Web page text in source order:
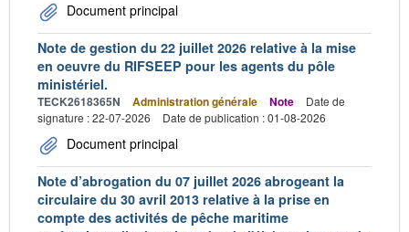
Document principal
Note de gestion du 22 juillet 2026 relative à la mise
en oeuvre du RIFSEEP pour les agents du pôle
ministériel.
TECK2618365N Administration générale Note
Date de
signature : 22-07-2026
Date de publication : 01-08-2026
Document principal
Note d’abrogation du 07 juillet 2026 abrogeant la
circulaire du 30 avril 2013 relative à la prise en
compte des activités de pêche maritime